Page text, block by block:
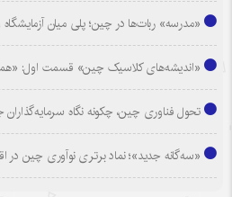
«مدرسه» ربات‌ها در چین؛ پلی میان
«اندیشه‌های کلاسیک چین» قسمت اول:
تحول فناوری چین، چکونه نگاه سرمایه‌گذاران
«سه‌گانه جدید»؛ نماد برتری نوآوری چین در